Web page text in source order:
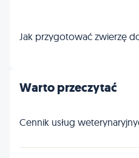
Jak przygotować zwierzę
Warto przeczytać
Cennik usług